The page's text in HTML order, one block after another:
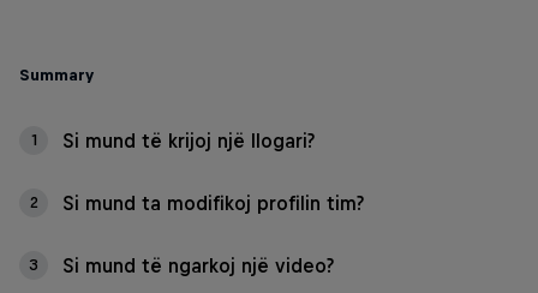
Summary
1 Si mund të krijoj një llogari?
2 Si mund ta modifikoj profilin tim?
3 Si mund të ngarkoj një video?